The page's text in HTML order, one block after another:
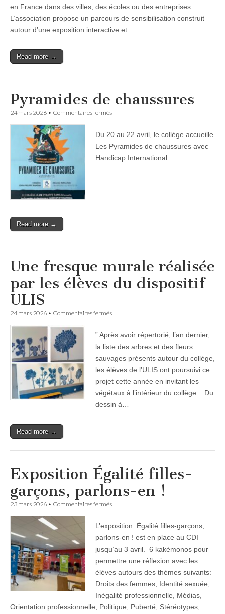
en France dans des villes, des écoles ou des entreprises.
L’association propose un parcours de sensibilisation construit
autour d’une exposition interactive et…
Read more →
Pyramides de chaussures
24 mars 2026 • Commentaires ferméssur
chaussures
Du 20 au 22 avril, le collège accueille
Les Pyramides de chaussures avec
Handicap International.
Read more →
Une fresque murale réalisée
par les élèves du dispositif
ULIS
24 mars 2026 • Commentaires ferméssur
murale
réalisée
les
élèves
dispositif
ULIS
” Après avoir répertorié, l’an dernier,
la liste des arbres et des fleurs
sauvages présents autour du collège,
les élèves de l’ULIS ont poursuivi ce
projet cette année en invitant les
végétaux à l’intérieur du collège. Du
dessin à…
Read more →
Exposition Égalité filles-
garçons, parlons-en !
23 mars 2026 • Commentaires ferméssur
filles-
garçons,
en
!
L’exposition Égalité filles-garçons,
parlons-en ! est en place au CDI
jusqu’au 3 avril. 6 kakémonos pour
permettre une réflexion avec les
élèves autours des thèmes suivants:
Droits des femmes, Identité sexuée,
Inégalité professionnelle, Médias,
Orientation professionnelle, Politique, Puberté, Stéréotypes,